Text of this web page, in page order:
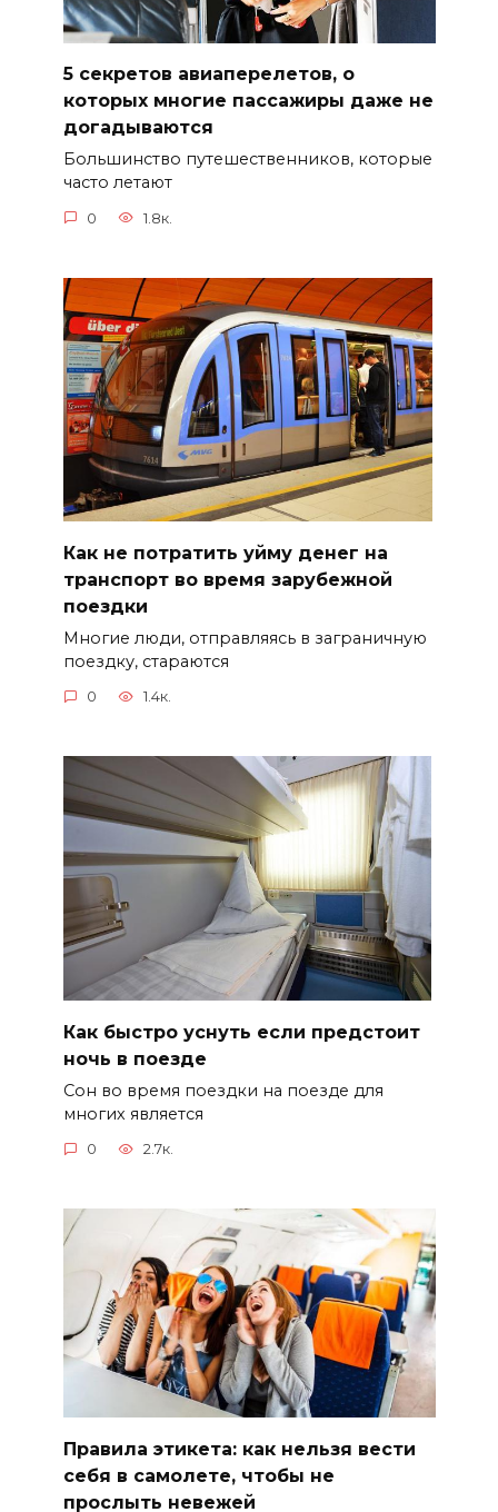
5 секретов авиаперелетов, о
которых многие пассажиры даже не
догадываются
Большинство путешественников, которые
часто летают
0 1.8к.
Как не потратить уйму денег на
транспорт во время зарубежной
поездки
Многие люди, отправляясь в заграничную
поездку, стараются
0 1.4к.
Как быстро уснуть если предстоит
ночь в поезде
Сон во время поездки на поезде для
многих является
0 2.7к.
Правила этикета: как нельзя вести
себя в самолете, чтобы не
прослыть невежей